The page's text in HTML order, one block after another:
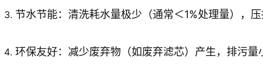
节水节能：清洗耗水量极少（通常＜1%处理量），
环保友好：减少废弃物（如废弃滤芯）产生，排污量